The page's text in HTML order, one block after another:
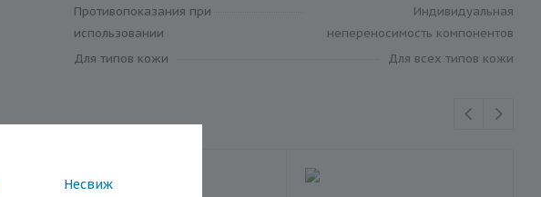
Несвиж
Противопоказания при
использовании
Индивидуальная
непереносимость компонентов
Для типов кожи
Для всех типов кожи